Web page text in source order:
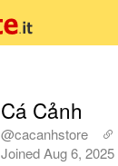
Cá Cảnh
@cacanhstore
JoinedAug 6, 2025